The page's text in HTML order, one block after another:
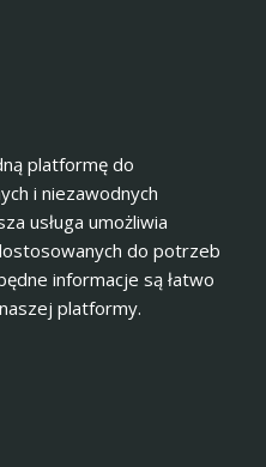
platformę do
i niezawodnych
usługa umożliwia
do potrzeb
informacje są łatwo
platformy.